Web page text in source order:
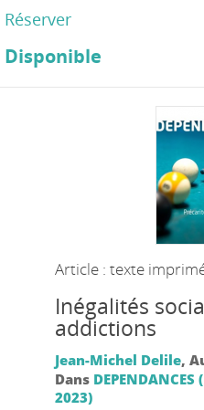
Réserver
Disponible
Article : texte
Inégalités
addictions
Jean-Michel Delile,
Dans
2023)